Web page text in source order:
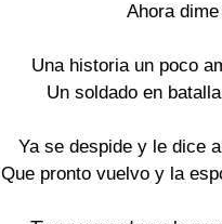
Ahora
Una historia un poco
Un soldado en
Ya se despide y le dice
Que pronto vuelvo y la